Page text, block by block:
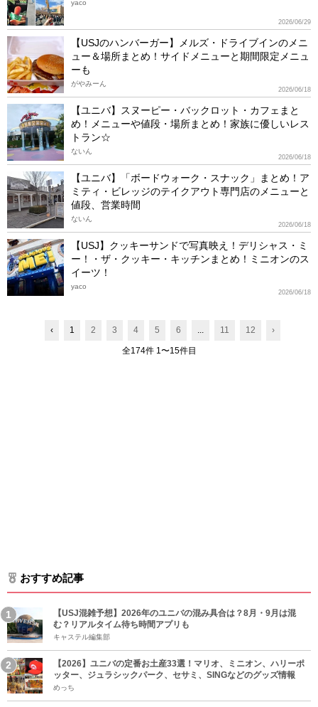
2026/06/29
yaco
【USJのハンバーガー】メルズ・ドライブインのメニ
ュー＆場所まとめ！サイドメニューと期間限定メニュ
ーも
2026/06/18
がやみーん
【ユニバ】スヌーピー・バックロット・カフェまと
め！メニューや値段・場所まとめ！家族に優しいレス
トラン☆
2026/06/18
ないん
【ユニバ】「ボードウォーク・スナック」まとめ！ア
ミティ・ビレッジのテイクアウト専門店のメニューと
値段、営業時間
2026/06/18
ないん
【USJ】クッキーサンドで写真映え！デリシャス・ミ
ー！・ザ・クッキー・キッチンまとめ！ミニオンのス
イーツ！
2026/06/18
yaco
‹ 1 2 3 4 5 6 ... 11 12 ›
全174件 1〜15件目
おすすめ記事
【USJ混雑予想】2026年のユニバの混み具合は？8月・9月は混
む？リアルタイム待ち時間アプリも
キャステル編集部
【2026】ユニバの定番お土産33選！マリオ、ミニオン、ハリーポ
ッター、ジュラシックパーク、セサミ、SINGなどのグッズ情報
めっち